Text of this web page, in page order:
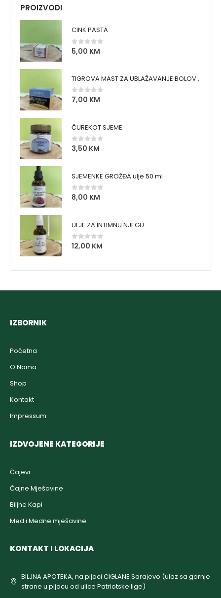
PROIZVODI
CINK PASTA
0 out of 5
5,00 KM
TIGROVA MAST ZA UBLAŽAVANJE BOLOVA I ZAGRIJAVANJE MIŠIĆA
0 out of 5
7,00 KM
ČUREKOT SJEME
0 out of 5
3,50 KM
SJEMENKE GROŽĐA ulje 50 ml
0 out of 5
8,00 KM
ULJE ZA INTIMNU NJEGU
0out of 5
12,00 KM
IZBORNIK
Početna
O Nama
Shop
Kontakt
Impressum
IZDVOJENE KATEGORIJE
Čajevi
Čajne Mješavine
Biljne Kapi
Med i Medne mješavine
KONTAKT I LOKACIJA
BILJNA APOTEKA, na pijaci CIGLANE Sarajevo (ulaz sa gornje
strane u pijacu od ulice Patriotske lige)